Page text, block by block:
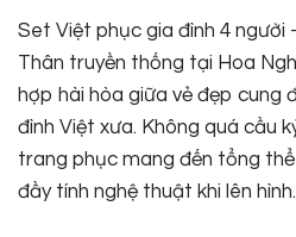
Set Việt phục gia đình 4 người
Thân truyền thống tại Hoa
hợp hài hòa giữa vẻ đẹp cung
đình Việt xưa. Không quá cầu
trang phục mang đến tổng
đầy tính nghệ thuật khi lên hình.